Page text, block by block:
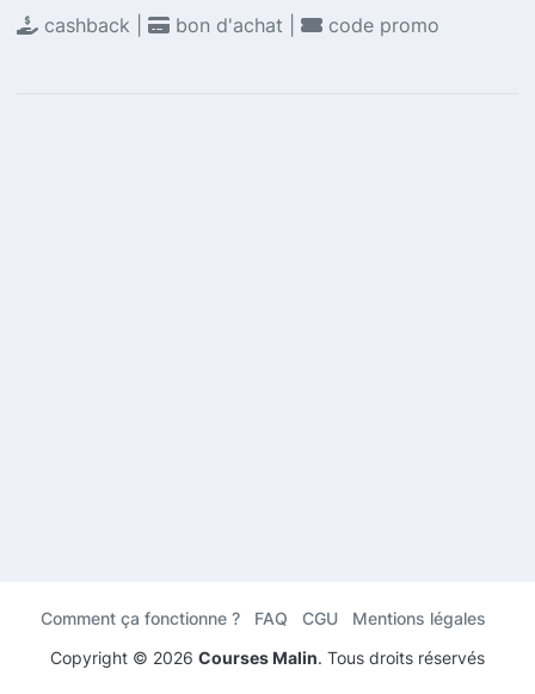
cashback |
bon d'achat | code promo
Comment ça fonctionne ? FAQ CGU
Mentions légales
Copyright © 2026 Courses Malin. Tous droits réservés